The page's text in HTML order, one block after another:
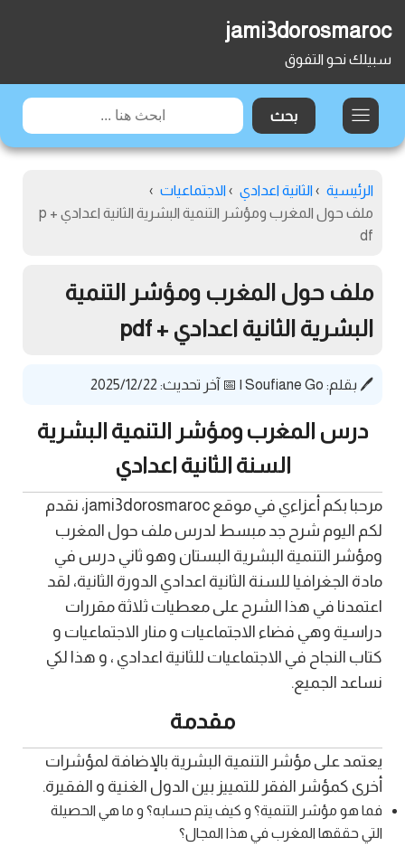
jami3dorosmaroc
سبيلك نحو التفوق
الرئيسية › الثانية اعدادي › الاجتماعيات ›
ملف حول المغرب ومؤشر التنمية البشرية الثانية اعدادي + p
df
ملف حول المغرب ومؤشر التنمية
البشرية الثانية اعدادي + pdf
🖊️ بقلم: Soufiane Go
| 📅 آخر تحديث: 2025/12/22
درس المغرب ومؤشر التنمية البشرية
السنة الثانية اعدادي
مرحبا بكم أعزاءي في موقع jami3dorosmaroc، نقدم
لكم اليوم شرح جد مبسط لدرس ملف حول المغرب
ومؤشر التنمية البشرية البستان وهو ثاني درس في
مادة الجغرافيا للسنة الثانية اعدادي الدورة الثانية، لقد
اعتمدنا في هذا الشرح على معطيات ثلاثة مقررات
دراسية وهي فضاء الاجتماعيات و منار الاجتماعيات و
كتاب النجاح في الاجتماعيات للثانية اعدادي ، و هذا لكي
نساعد الجميع.
مقدمة
يعتمد على مؤشر التنمية البشرية بالإضافة لمؤشرات
أخرى كمؤشر الفقر للتمييز بين الدول الغنية و الفقيرة.
فما هو مؤشر التنمية؟ و كيف يتم حسابه؟ و ما هي الحصيلة
التي حققها المغرب في هذا المجال؟